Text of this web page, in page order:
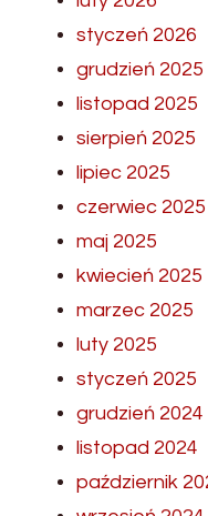
styczeń 2026
grudzień 2025
listopad 2025
sierpień 2025
lipiec 2025
czerwiec 2025
maj 2025
kwiecień 2025
marzec 2025
luty 2025
styczeń 2025
grudzień 2024
listopad 2024
październik